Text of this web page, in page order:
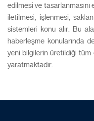
edilmesi ve
iletilmesi, işlenmesi,
sistemleri konu alır. Bu
haberleşme konularında
yeni bilgilerin üretildiği tüm
yaratmaktadır.